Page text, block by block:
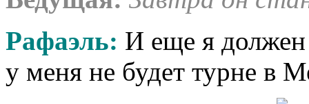
Рафаэль: И еще я должен
у меня не будет турне в